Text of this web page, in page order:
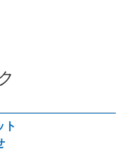
ト